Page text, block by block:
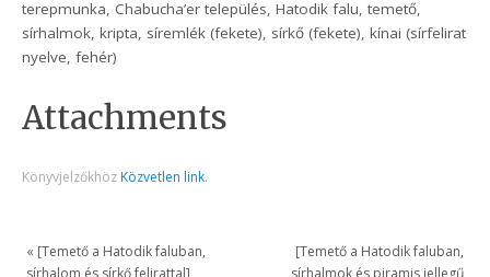
terepmunka, Chabucha’er település, Hatodik falu, temető,
sírhalmok, kripta, síremlék (fekete), sírkő (fekete), kínai (sírfelirat
nyelve, fehér)
Attachments
Könyvjelzőkhöz Közvetlen link.
« [Temető a Hatodik faluban,
sírhalom és sírkő felirattal]
[Temető a Hatodik faluban,
sírhalmok és piramis jellegű